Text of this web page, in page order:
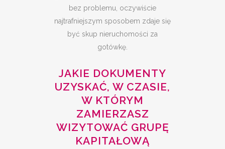
bez problemu, oczywiście
najtrafniejszym sposobem zdaje się
być skup nieruchomości za
gotówkę.
JAKIE DOKUMENTY
UZYSKAĆ, W CZASIE,
W KTÓRYM
ZAMIERZASZ
WIZYTOWAĆ GRUPĘ
KAPITAŁOWĄ